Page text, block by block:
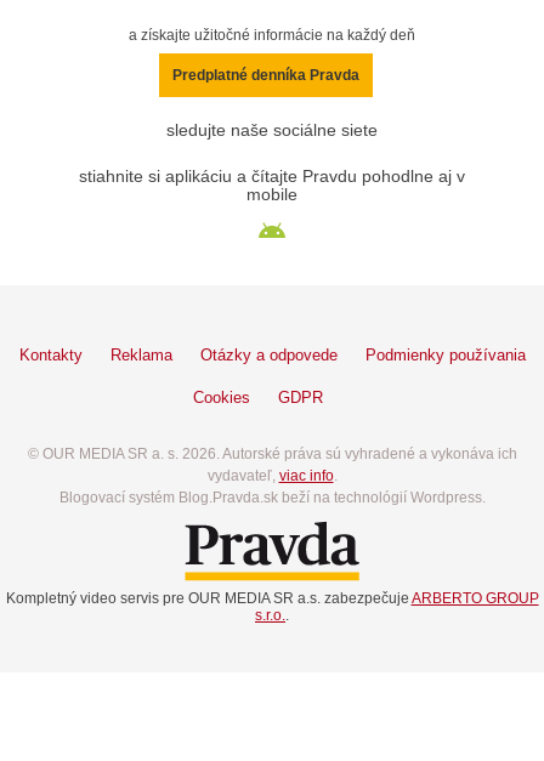
a získajte užitočné informácie na každý deň
Predplatné denníka Pravda
sledujte naše sociálne siete
stiahnite si aplikáciu a čítajte Pravdu pohodlne aj v
mobile
Kontakty Reklama Otázky a odpovede Podmienky používania
Cookies GDPR
© OUR MEDIA SR a. s. 2026. Autorské práva sú vyhradené a vykonáva ich
vydavateľ, viac info.
Blogovací systém Blog.Pravda.sk beží na technológií Wordpress.
Kompletný video servis pre OUR MEDIA SR a.s. zabezpečuje ARBERTO GROUP
s.r.o..